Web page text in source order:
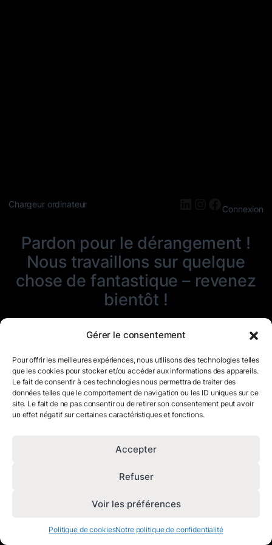
Gérer le consentement
Pour offrir les meilleures expériences, nous utilisons des technologies telles
que les cookies pour stocker et/ou accéder aux informations des appareils.
Le fait de consentir à ces technologies nous permettra de traiter des
données telles que le comportement de navigation ou les ID uniques sur ce
site. Le fait de ne pas consentir ou de retirer son consentement peut avoir
un effet négatif sur certaines caractéristiques et fonctions.
Accepter
Refuser
Voir les préférences
Politique de cookiesNotre politique de confidentialité
Chargeur ordinateur LinkedIn
Instagram
Connexion
Pardon pour le dérangement !
Nous travaillons sur quelque
chose de fantastique – revenez
bientôt !